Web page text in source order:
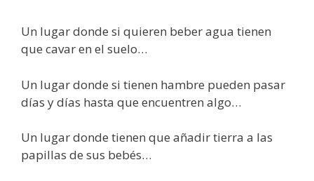
Un lugar donde si quieren beber agua tienen
que cavar en el suelo…
Un lugar donde si tienen hambre pueden pasar
días y días hasta que encuentren algo…
Un lugar donde tienen que añadir tierra a las
papillas de sus bebés…